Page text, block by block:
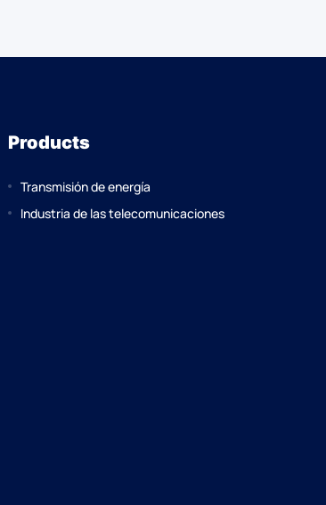
Products
Transmisión de energía
Industria de las telecomunicaciones